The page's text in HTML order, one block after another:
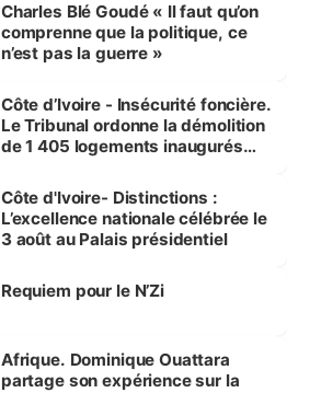
Charles Blé Goudé « Il faut qu’on
comprenne que la politique, ce
n’est pas la guerre »
Côte d’Ivoire - Insécurité foncière.
Le Tribunal ordonne la démolition
de 1 405 logements inaugurés
Bassam
Côte d'Ivoire- Distinctions :
L’excellence nationale célébrée le
3 août au Palais présidentiel
Requiem pour le N’Zi
Afrique. Dominique Ouattara
partage son expérience sur la